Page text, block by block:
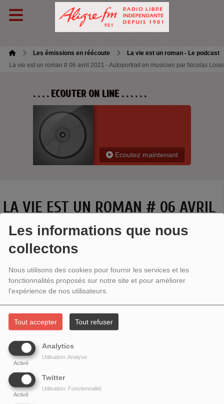
Les informations que nous
collectons
Nous utilisons des cookies pour fournir les services et les
fonctionnalités proposés sur notre site et pour améliorer
l'expérience de nos utilisateurs.
Tout accepter Tout refuser
Analytics
Activé
Utilisation: Analyse
Twitter
Activé
Utilisation: Fonctionnalité
Les émissions en réécoute
La vie est un roman - Le podcast
La vie est un roman # 06 avril 2021 - Autoportrait en musicien par Nicolas
. . . . ECOUTER ON LINE . . . . . .
Ecoutez maintenant
LA VIE EST UN ROMAN # 06 AVRIL
2021 - AUTOPORTRAIT EN MUSICIEN
PAR NICOLAS LOSSON
Autoportrait, par